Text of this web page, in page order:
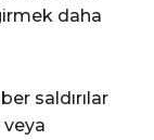
daha
saldırılar
veya